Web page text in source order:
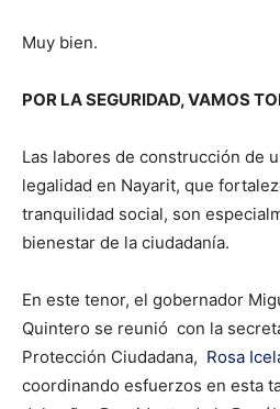
Muy bien.
POR LA SEGURIDAD, VAMOS
Las labores de construcción de
legalidad en Nayarit, que
tranquilidad social, son
bienestar de la ciudadanía.
En este tenor, el gobernador
Quintero se reunió con la
Protección Ciudadana, Rosa
coordinando esfuerzos en esta